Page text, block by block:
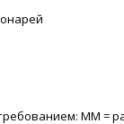
MM =